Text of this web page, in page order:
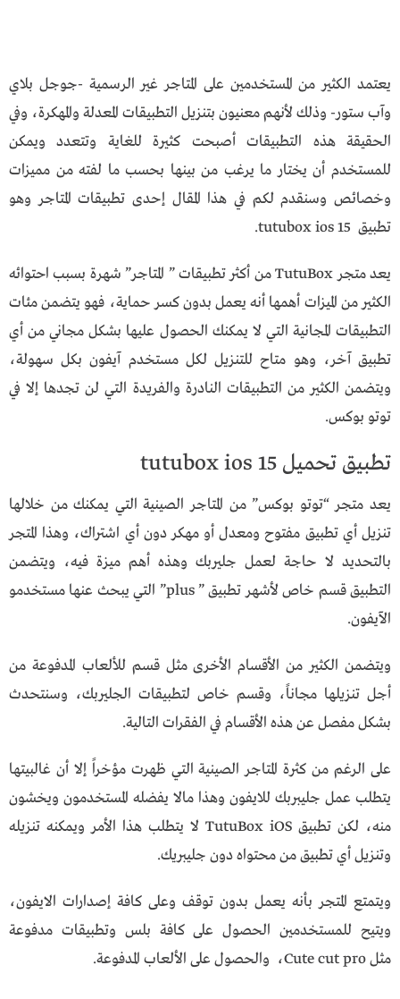
يعتمد الكثير من المستخدمين على المتاجر غير الرسمية -جوجل بلاي
وآب ستور- وذلك لأنهم معنيون بتنزيل التطبيقات المعدلة والمهكرة، وفي
الحقيقة هذه التطبيقات أصبحت كثيرة للغاية وتتعدد ويمكن
للمستخدم أن يختار ما يرغب من بينها بحسب ما لفته من مميزات
وخصائص وسنقدم لكم في هذا المقال إحدى تطبيقات المتاجر وهو
تطبيق tutubox ios 15.
يعد متجر TutuBox من أكثر تطبيقات ” المتاجر” شهرة بسبب احتوائه
الكثير من الميزات أهمها أنه يعمل بدون كسر حماية، فهو يتضمن مئات
التطبيقات المجانية التي لا يمكنك الحصول عليها بشكل مجاني من أي
تطبيق آخر، وهو متاح للتنزيل لكل مستخدم آيفون بكل سهولة،
ويتضمن الكثير من التطبيقات النادرة والفريدة التي لن تجدها إلا في
توتو بوكس.
تطبيق تحميل tutubox ios 15
يعد متجر “توتو بوكس” من المتاجر الصينية التي يمكنك من خلالها
تنزيل أي تطبيق مفتوح ومعدل أو مهكر دون أي اشتراك، وهذا المتجر
بالتحديد لا حاجة لعمل جليربك وهذه أهم ميزة فيه، ويتضمن
التطبيق قسم خاص لأشهر تطبيق ” plus” التي يبحث عنها مستخدمو
الآيفون.
ويتضمن الكثير من الأقسام الأخرى مثل قسم للألعاب المدفوعة من
أجل تنزيلها مجاناً، وقسم خاص لتطبيقات الجليربك، وسنتحدث
بشكل مفصل عن هذه الأقسام في الفقرات التالية.
على الرغم من كثرة المتاجر الصينية التي ظهرت مؤخراً إلا أن غالبيتها
يتطلب عمل جليبربك للايفون وهذا مالا يفضله المستخدمون ويخشون
منه، لكن تطبيق TutuBox iOS لا يتطلب هذا الأمر ويمكنه تنزيله
وتنزيل أي تطبيق من محتواه دون جليبريك.
ويتمتع المتجر بأنه يعمل بدون توقف وعلى كافة إصدارات الايفون،
ويتيح للمستخدمين الحصول على كافة بلس وتطبيقات مدفوعة
مثل Cute cut pro، والحصول على الألعاب المدفوعة.